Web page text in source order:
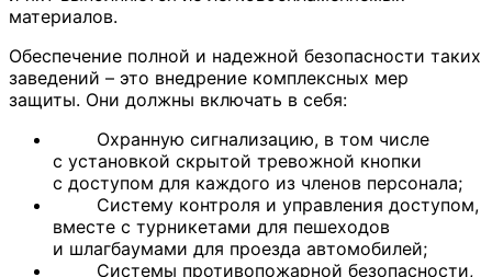
материалов.
Обеспечение полной и надежной безопасности таких
заведений – это внедрение комплексных мер
защиты. Они должны включать в себя:
Охранную сигнализацию, в том числе
с установкой скрытой тревожной кнопки
с доступом для каждого из членов персонала;
Систему контроля и управления доступом,
вместе с турникетами для пешеходов
и шлагбаумами для проезда автомобилей;
Системы противопожарной безопасности,